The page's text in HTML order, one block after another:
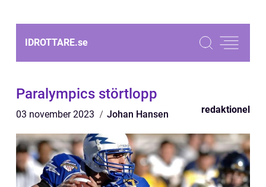
IDROTTARE.se
Paralympics störtlopp
03 november 2023 Johan Hansen redaktionel